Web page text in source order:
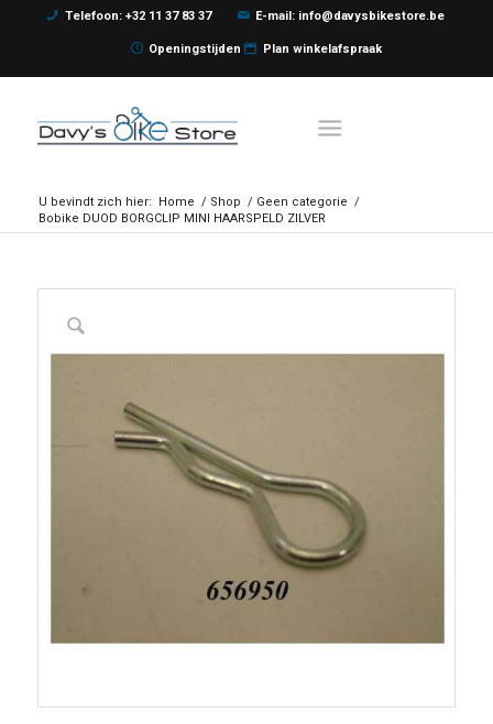
Telefoon: +32 11 37 83 37 E-mail: info@davysbikestore.be
Openingstijden Plan winkelafspraak
U bevindt zich hier: Home / Shop / Geen categorie /
Bobike DUOD BORGCLIP MINI HAARSPELD ZILVER